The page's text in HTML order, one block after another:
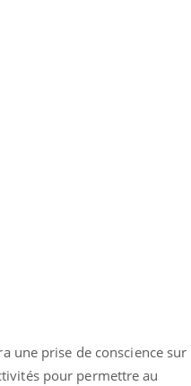
une prise de conscience sur
pour permettre au